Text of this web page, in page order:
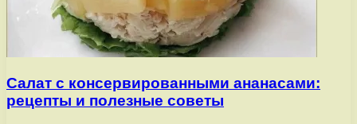
Салат с консервированными ананасами:
рецепты и полезные советы